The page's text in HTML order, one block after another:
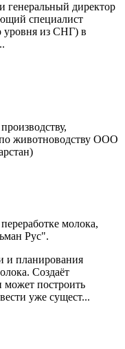
генеральный директор
специалист
уровня из СНГ) в
по животноводству ООО
молока,
Рус".
и планирования
Создаёт
построить
уже сущест...